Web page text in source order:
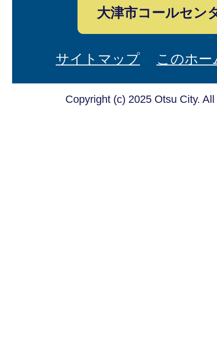
大津市コールセン
サイトマップ このホ
Copyright (c) 2025 Otsu City.